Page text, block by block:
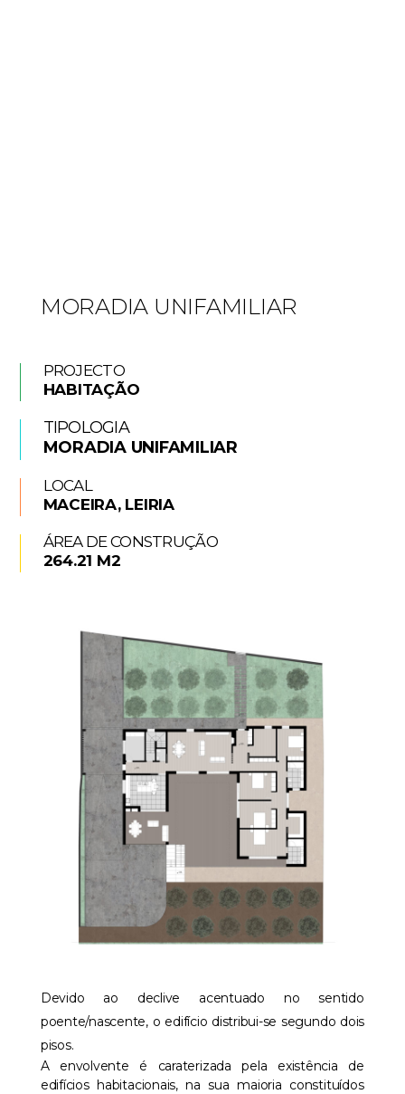
MORADIA UNIFAMILIAR
PROJECTO
HABITAÇÃO
TIPOLOGIA
MORADIA UNIFAMILIAR
LOCAL
MACEIRA, LEIRIA
ÁREA DE CONSTRUÇÃO
264.21 M2
Devido ao declive acentuado no sentido
poente/nascente, o edifício distribui-se segundo dois
pisos.
A envolvente é caraterizada pela existência de
edifícios habitacionais, na sua maioria constituídos